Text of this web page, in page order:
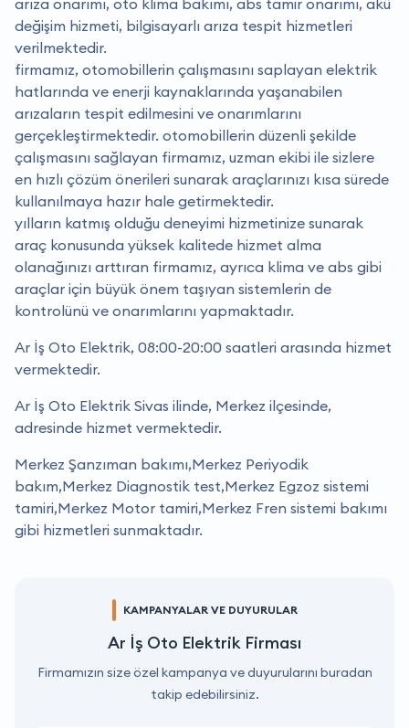
değişim hizmeti, bilgisayarlı arıza tespit hizmetleri
verilmektedir.
firmamız, otomobillerin çalışmasını saplayan elektrik
hatlarında ve enerji kaynaklarında yaşanabilen
arızaların tespit edilmesini ve onarımlarını
gerçekleştirmektedir. otomobillerin düzenli şekilde
çalışmasını sağlayan firmamız, uzman ekibi ile sizlere
en hızlı çözüm önerileri sunarak araçlarınızı kısa sürede
kullanılmaya hazır hale getirmektedir.
yılların katmış olduğu deneyimi hizmetinize sunarak
araç konusunda yüksek kalitede hizmet alma
olanağınızı arttıran firmamız, ayrıca klima ve abs gibi
araçlar için büyük önem taşıyan sistemlerin de
kontrolünü ve onarımlarını yapmaktadır.
Ar İş Oto Elektrik, 08:00-20:00 saatleri arasında hizmet
vermektedir.
Ar İş Oto Elektrik Sivas ilinde, Merkez ilçesinde,
adresinde hizmet vermektedir.
Merkez Şanzıman bakımı,Merkez Periyodik
bakım,Merkez Diagnostik test,Merkez Egzoz sistemi
tamiri,Merkez Motor tamiri,Merkez Fren sistemi bakımı
gibi hizmetleri sunmaktadır.
KAMPANYALAR VE DUYURULAR
Ar İş Oto Elektrik Firması
Firmamızın size özel kampanya ve duyurularını buradan
takip edebilirsiniz.